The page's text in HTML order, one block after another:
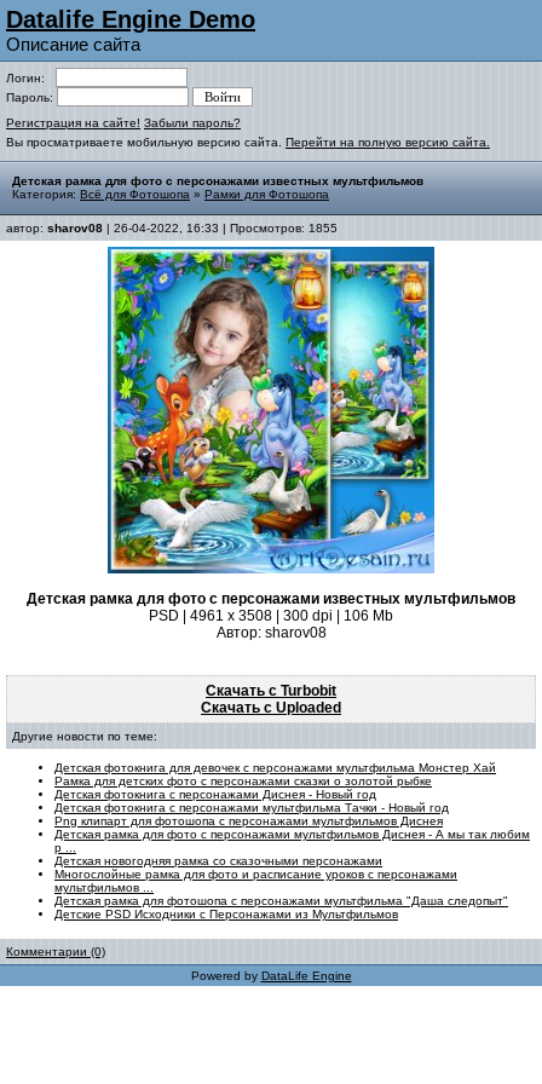
Datalife Engine Demo
Описание сайта
Логин:
Пароль:
Регистрация на сайте! Забыли пароль?
Вы просматриваете мобильную версию сайта. Перейти на полную версию сайта.
Детская рамка для фото с персонажами известных мультфильмов
Категория: Всё для Фотошопа » Рамки для Фотошопа
автор: sharov08 | 26-04-2022, 16:33 | Просмотров: 1855
Детская рамка для фото с персонажами известных мультфильмов
PSD | 4961 х 3508 | 300 dpi | 106 Mb
Автор: sharov08
Скачать с Turbobit
Скачать с Uploaded
Другие новости по теме:
Детская фотокнига для девочек с персонажами мультфильма Монстер Хай
Рамка для детских фото с персонажами сказки о золотой рыбке
Детская фотокнига с персонажами Диснея - Новый год
Детская фотокнига с персонажами мультфильма Тачки - Новый год
Png клипарт для фотошопа с персонажами мультфильмов Диснея
Детская рамка для фото с персонажами мультфильмов Диснея - А мы так любим
р ...
Детская новогодняя рамка со сказочными персонажами
Многослойные рамка для фото и расписание уроков с персонажами
мультфильмов ...
Детская рамка для фотошопа с персонажами мультфильма "Даша следопыт"
Детские PSD Исходники с Персонажами из Мультфильмов
Комментарии (0)
Powered by DataLife Engine